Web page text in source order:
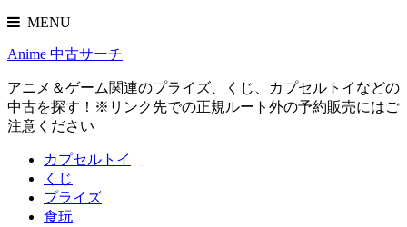
MENU
Anime 中古サーチ
アニメ＆ゲーム関連のプライズ、くじ、カプセルトイなどの
中古を探す！※リンク先での正規ルート外の予約販売にはご
注意ください
カプセルトイ
くじ
プライズ
食玩